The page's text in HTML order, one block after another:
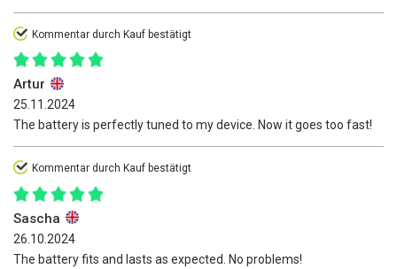
Kommentar durch Kauf bestätigt
Artur
25.11.2024
The battery is perfectly tuned to my device. Now it goes too fast!
Kommentar durch Kauf bestätigt
Sascha
26.10.2024
The battery fits and lasts as expected. No problems!